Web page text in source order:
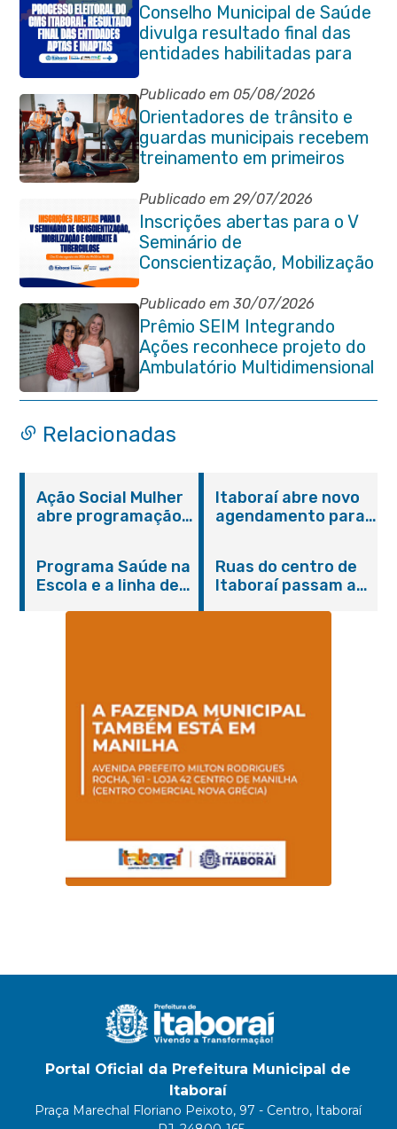
Conselho Municipal de Saúde
divulga resultado final das
entidades habilitadas para
eleição do quadriênio 2026-
2030
Publicado em 05/08/2026
Orientadores de trânsito e
guardas municipais recebem
treinamento em primeiros
socorros em Itaboraí
Publicado em 29/07/2026
Inscrições abertas para o V
Seminário de
Conscientização, Mobilização
e Combate à Tuberculose em
Itaboraí
Publicado em 30/07/2026
Prêmio SEIM Integrando
Ações reconhece projeto do
Ambulatório Multidimensional
da Pessoa Idosa de Itaboraí
Relacionadas
Ação Social Mulher
abre programação
serviços gratuitos e
orientações
Itaboraí abre novo
agendamento para
Programa Saúde na
Escola e a linha de
Magalhães Seabra
Ruas do centro de
Itaboraí passam a
Portal Oficial da Prefeitura Municipal de
Itaboraí
Praça Marechal Floriano Peixoto, 97 - Centro, Itaboraí